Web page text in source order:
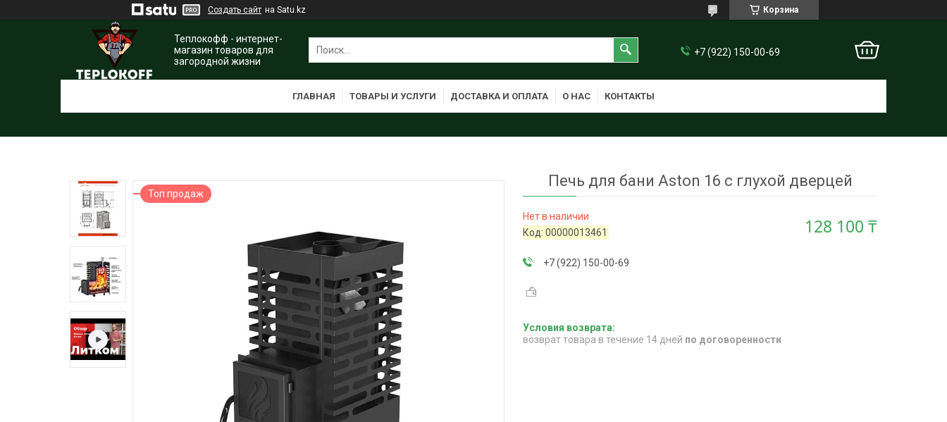
Создать сайт на Satu.kz Корзина
Теплокофф - интернет-
магазин товаров для
загородной жизни
+7 (922) 150-00-69
ГЛАВНАЯ ТОВАРЫ И УСЛУГИ ДОСТАВКА И ОПЛАТА О НАС КОНТАКТЫ
Топ продаж
Печь для бани Aston 16 с глухой дверцей
Нет в наличии
Код:00000013461 128 100 ₸
+7 (922) 150-00-69
возврат товара в течение 14 дней по договоренности